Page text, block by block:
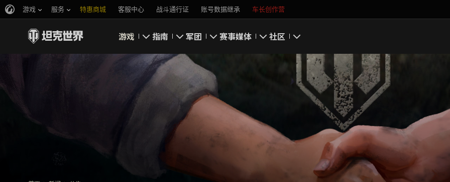
游戏 服务 特惠商城 客服中心 战斗通行证 账号数据继承 车长创作营
游戏
即刻下载
坦克百科
指南
新手指南
高级用户
完整指南
经济系统
游戏规则
军团
要塞
领土战
军团评级
赛事媒体
游戏音乐
你好，吾久
万圣节
社区
我的资料
搜索玩家